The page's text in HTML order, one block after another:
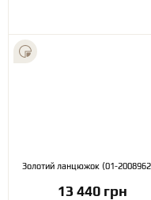
Золотий ланцюжок (01-
13 440 грн